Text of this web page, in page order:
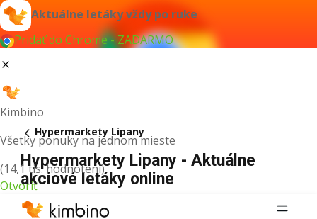
Aktuálne letáky vždy po ruke
Pridať do Chrome - ZADARMO
Kimbino
Všetky ponuky na jednom mieste
(14,1 tis. hodnotení)
Otvoriť
Hypermarkety Lipany
Hypermarkety Lipany - Aktuálne
akciové letáky online